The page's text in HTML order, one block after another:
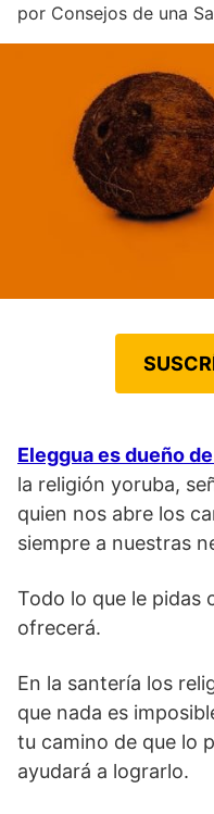
por Consejos de una
Eleggua es dueño
la religión yoruba,
quien nos abre los
siempre a nuestras
Todo lo que le pidas
ofrecerá.
En la santería los
que nada es
tu camino de que lo
ayudará a lograrlo.